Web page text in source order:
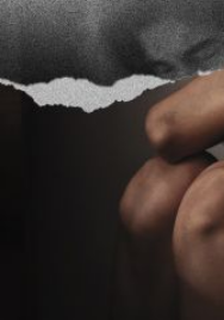
Qui
sommes-
nous ?
S'inscrire à
la
newsletter
Rémunération
OTE et DDI